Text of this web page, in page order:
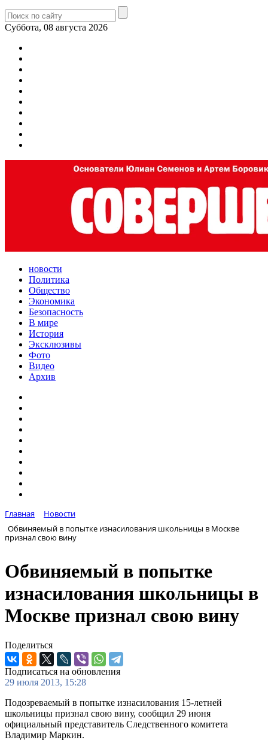
Суббота, 08 августа 2026
новости
Политика
Общество
Экономика
Безопасность
В мире
История
Эксклюзивы
Фото
Видео
Архив
Главная
Новости
Обвиняемый в попытке изнасилования школьницы в Москве
признал свою вину
Обвиняемый в попытке
изнасилования школьницы в
Москве признал свою вину
Поделиться
Подписаться на обновления
29 июля 2013, 15:28
Подозревае­­мый в попытке изнасилова­­ния 15-летней
школьницы признал свою вину, сообщил 29 июня
официальный представитель Следственного комитета
Владимир Маркин.